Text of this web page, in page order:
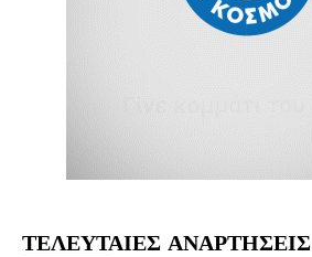
ΤΕΛΕΥΤΑΙΕΣ ΑΝΑΡΤΗΣΕΙΣ